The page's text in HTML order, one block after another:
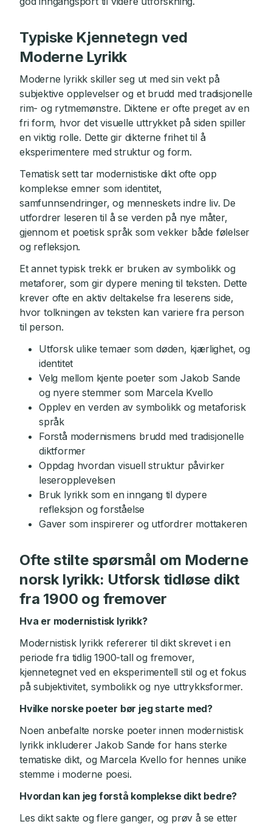
Typiske Kjennetegn ved
Moderne Lyrikk
Moderne lyrikk skiller seg ut med sin vekt på
subjektive opplevelser og et brudd med tradisjonelle
rim- og rytmemønstre. Diktene er ofte preget av en
fri form, hvor det visuelle uttrykket på siden spiller
en viktig rolle. Dette gir dikterne frihet til å
eksperimentere med struktur og form.
Tematisk sett tar modernistiske dikt ofte opp
komplekse emner som identitet,
samfunnsendringer, og menneskets indre liv. De
utfordrer leseren til å se verden på nye måter,
gjennom et poetisk språk som vekker både følelser
og refleksjon.
Et annet typisk trekk er bruken av symbolikk og
metaforer, som gir dypere mening til teksten. Dette
krever ofte en aktiv deltakelse fra leserens side,
hvor tolkningen av teksten kan variere fra person
til person.
Utforsk ulike temaer som døden, kjærlighet, og
identitet
Velg mellom kjente poeter som Jakob Sande
og nyere stemmer som Marcela Kvello
Opplev en verden av symbolikk og metaforisk
språk
Forstå modernismens brudd med tradisjonelle
diktformer
Oppdag hvordan visuell struktur påvirker
leseropplevelsen
Bruk lyrikk som en inngang til dypere
refleksjon og forståelse
Gaver som inspirerer og utfordrer mottakeren
Ofte stilte spørsmål om Moderne
norsk lyrikk: Utforsk tidløse dikt
fra 1900 og fremover
Hva er modernistisk lyrikk?
Modernistisk lyrikk refererer til dikt skrevet i en
periode fra tidlig 1900-tall og fremover,
kjennetegnet ved en eksperimentell stil og et fokus
på subjektivitet, symbolikk og nye uttrykksformer.
Hvilke norske poeter bør jeg starte med?
Noen anbefalte norske poeter innen modernistisk
lyrikk inkluderer Jakob Sande for hans sterke
tematiske dikt, og Marcela Kvello for hennes unike
stemme i moderne poesi.
Hvordan kan jeg forstå komplekse dikt bedre?
Les dikt sakte og flere ganger, og prøv å se etter